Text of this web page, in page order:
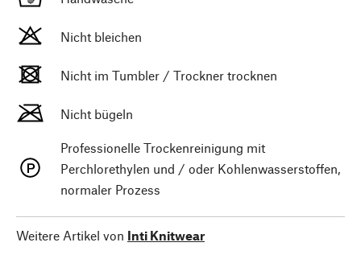
Nicht bleichen
Nicht im Tumbler / Trockner trocknen
Nicht bügeln
Professionelle Trockenreinigung mit
Perchlorethylen und / oder Kohlenwasserstoffen,
normaler Prozess
Weitere Artikel von Inti Knitwear